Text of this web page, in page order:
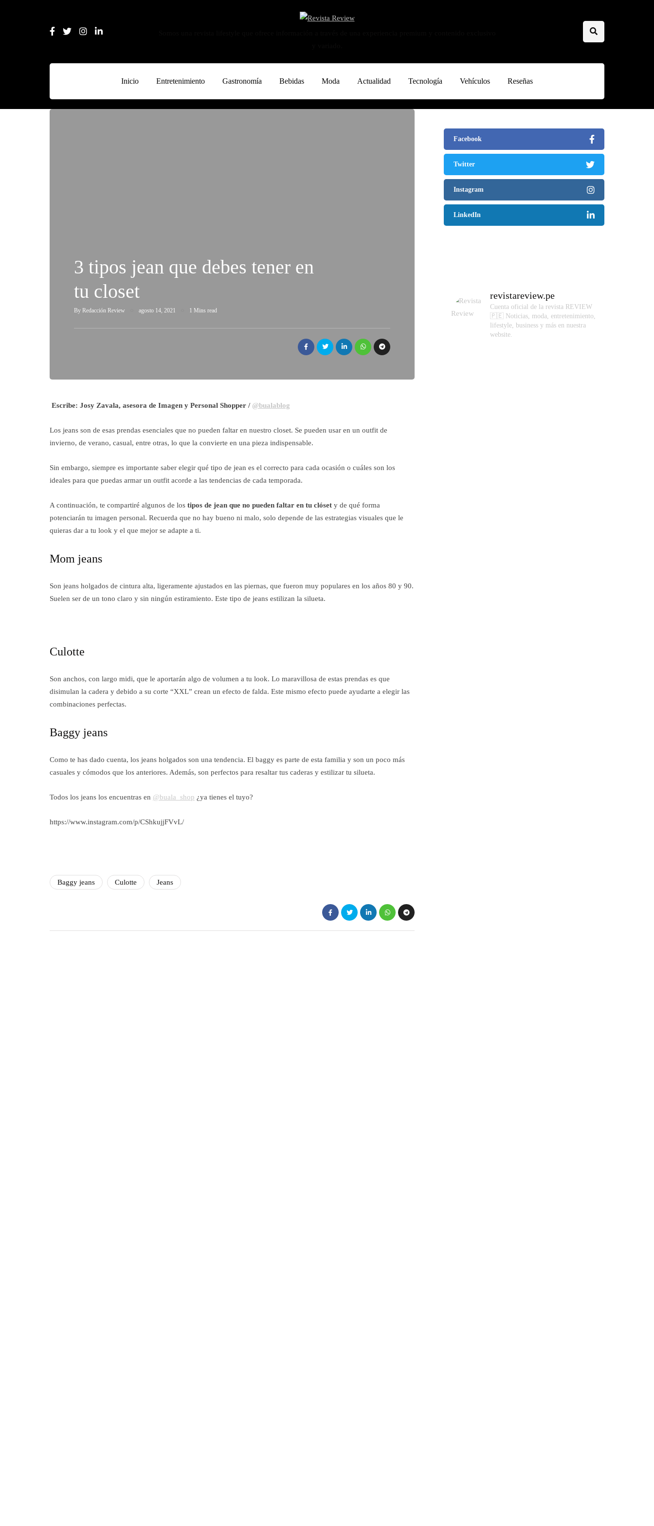
Inicio Entretenimiento Gastronomía Bebidas Moda Actualidad Tecnología Vehículos Reseñas
3 tipos jean que debes tener en
tu closet
By Redacción Review agosto 14, 2021 1 Mins read
Escribe: Josy Zavala, asesora de Imagen y Personal Shopper / @bualablog
Los jeans son de esas prendas esenciales que no pueden faltar en nuestro closet. Se pueden usar en un outfit de
invierno, de verano, casual, entre otras, lo que la convierte en una pieza indispensable.
Sin embargo, siempre es importante saber elegir qué tipo de jean es el correcto para cada ocasión o cuáles son los
ideales para que puedas armar un outfit acorde a las tendencias de cada temporada.
A continuación, te compartiré algunos de los tipos de jean que no pueden faltar en tu clóset y de qué forma
potenciarán tu imagen personal. Recuerda que no hay bueno ni malo, solo depende de las estrategias visuales que le
quieras dar a tu look y el que mejor se adapte a ti.
Mom jeans
Son jeans holgados de cintura alta, ligeramente ajustados en las piernas, que fueron muy populares en los años 80 y 90.
Suelen ser de un tono claro y sin ningún estiramiento. Este tipo de jeans estilizan la silueta.
Culotte
Son anchos, con largo midi, que le aportarán algo de volumen a tu look. Lo maravillosa de estas prendas es que
disimulan la cadera y debido a su corte “XXL” crean un efecto de falda. Este mismo efecto puede ayudarte a elegir las
combinaciones perfectas.
Baggy jeans
Como te has dado cuenta, los jeans holgados son una tendencia. El baggy es parte de esta familia y son un poco más
casuales y cómodos que los anteriores. Además, son perfectos para resaltar tus caderas y estilizar tu silueta.
Todos los jeans los encuentras en @buala_shop ¿ya tienes el tuyo?
https://www.instagram.com/p/CShkujjFVvL/
Baggy jeans Culotte Jeans
Facebook
Twitter
Instagram
LinkedIn
revistareview.pe
Cuenta oficial de la revista REVIEW
🇵🇪 Noticias, moda, entretenimiento,
lifestyle, business y más en nuestra
website.